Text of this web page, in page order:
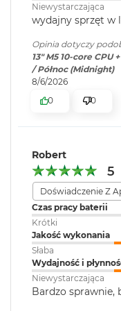
o
k
A
i
r
4
T
a
B
o
o
P
r
o
M
a
c
B
Obsługa wyświetlaczy
Obsługa maksymalnie
Jeden
Hz lub 5K przy
Obsługa maksymalnie
jeden port Thunderbolt
Jednoczesne
w pełnej natywnej
Porty Thunderbolt 4
oprogramowanie:
Dodatkowe
informacje
Układ klawiatury
Materiał wykonania
Kolor obudowy:
Niewystarczająca
wydajny sprzęt w
Opinia dotyczy
13" M5 10-core CPU
/ Północ (Midnight)
8/6/2026
0
0
Robert
5
Doświadczenie Z
Czas pracy baterii
Krótki
Jakość wykonania
Słaba
Wydajność i
Niewystarczająca
Bardzo sprawnie,